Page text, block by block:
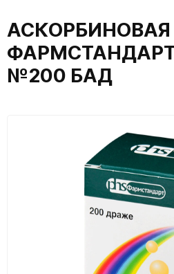
АСКОРБИНОВАЯ
№200 БАД